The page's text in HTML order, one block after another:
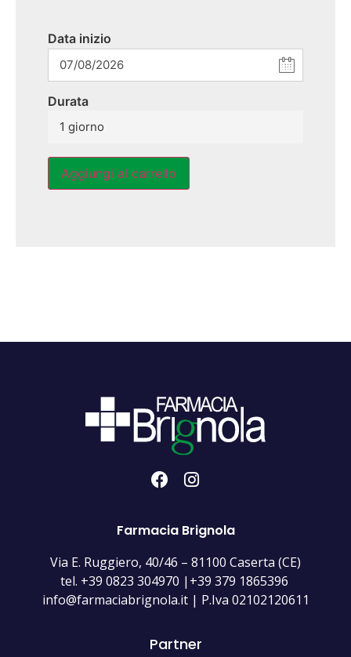
Data inizio
Durata
1 giorno
Aggiungi al carrello
Farmacia Brignola
Via E. Ruggiero, 40/46 – 81100 Caserta (CE)
tel. +39 0823 304970 |+39 379 1865396
info@farmaciabrignola.it | P.Iva 02102120611
Partner